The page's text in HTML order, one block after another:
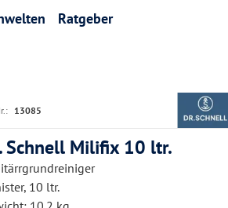
Ratgeber
13085
Schnell Milifix 10 ltr.
10 ltr.